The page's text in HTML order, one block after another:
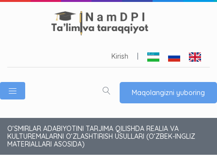
Kirish
Maqolangizni yuboring
OʻSMIRLAR ADABIYOTINI TARJIMA QILISHDA REALIA VA
KULTUREMALARNI OʻZLASHTIRISH USULLARI (OʻZBEK-INGLIZ
MATERIALLARI ASOSIDA)